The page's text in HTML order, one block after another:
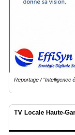
Reportage / "Intelligence
TV Locale Haute-